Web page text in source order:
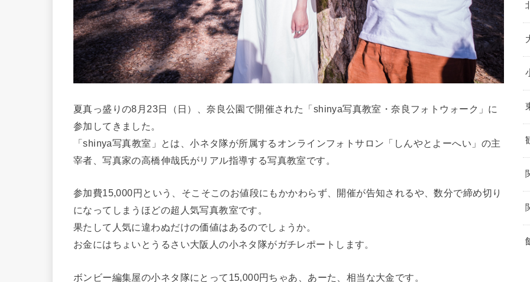
夏真っ盛りの8月23日（日）、奈良公園で開催された「shinya写真教室・奈良フォトウォーク」に
参加してきました。
「shinya写真教室」とは、小ネタ隊が所属するオンラインフォトサロン「しんやとよーへい」の主
宰者、写真家の高橋伸哉氏がリアル指導する写真教室です。
参加費15,000円という、そこそこのお値段にもかかわらず、開催が告知されるや、数分で締め切り
になってしまうほどの超人気写真教室です。
果たして人気に違わぬだけの価値はあるのでしょうか。
お金にはちょいとうるさい大阪人の小ネタ隊がガチレポートします。
ボンビー編集屋の小ネタ隊にとって15,000円ちゃあ、あーた、相当な大金です。